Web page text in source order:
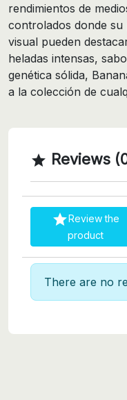
rendimientos de
controlados donde
visual pueden
heladas intensas,
genética sólida,
a la colección de
 Reviews
Review the
product
There are no